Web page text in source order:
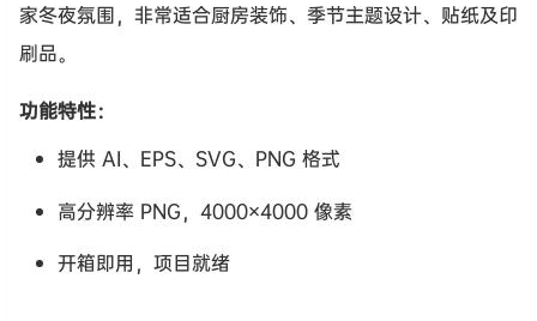
家冬夜氛围，非常适合厨房装饰、季节主题设计、贴纸及印
刷品。
功能特性：
提供 AI、EPS、SVG、PNG 格式
高分辨率 PNG，4000×4000 像素
开箱即用，项目就绪